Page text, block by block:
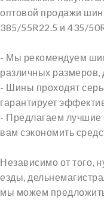
оптовой продажи шин
385/55R22.5 и 435/
- Мы рекомендуем
различных размеров,
- Шины проходят
гарантирует
- Предлагаем лучшие
вам сэкономить
Независимо от того,
езды,
мы можем